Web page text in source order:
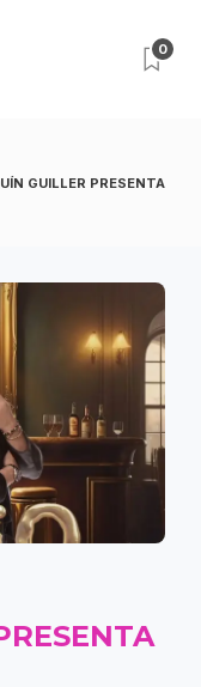
0
GUILLER PRESENTA